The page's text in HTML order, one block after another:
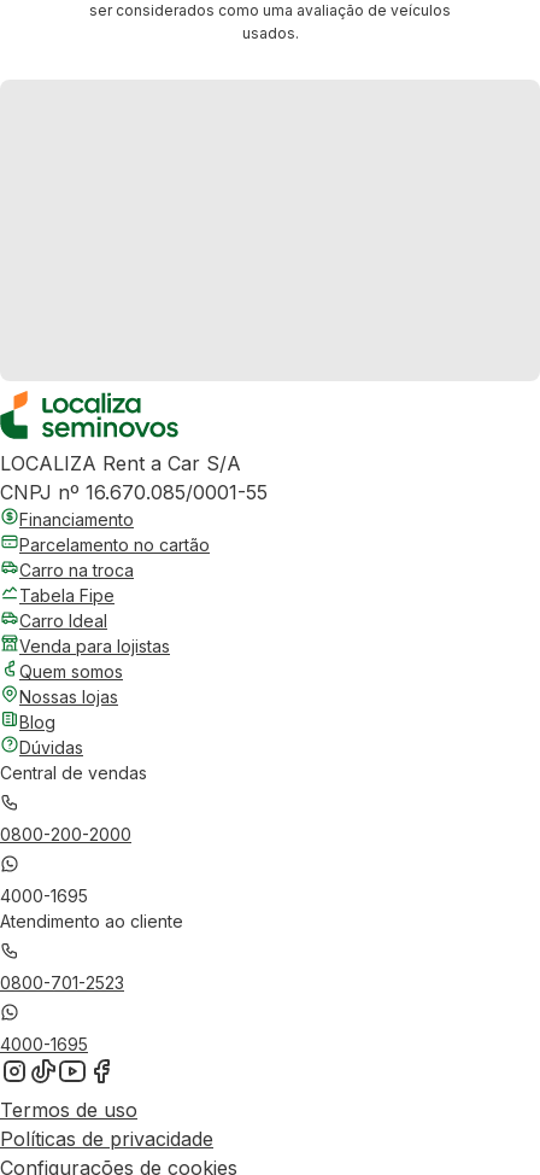
ser considerados como uma avaliação de veículos
usados.
LOCALIZA Rent a Car S/A
CNPJ nº 16.670.085/0001-55
Financiamento
Parcelamento no cartão
Carro na troca
Tabela Fipe
Carro Ideal
Venda para lojistas
Quem somos
Nossas lojas
Blog
Dúvidas
Central de vendas
0800-200-2000
4000-1695
Atendimento ao cliente
0800-701-2523
4000-1695
Termos de uso
Políticas de privacidade
Configurações de cookies